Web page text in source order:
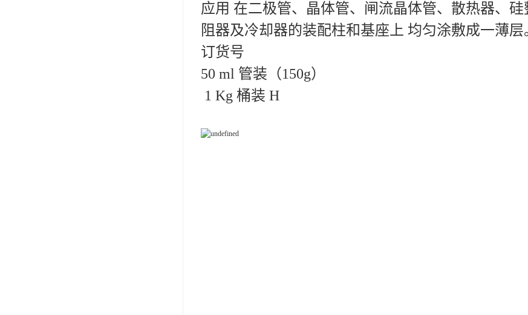
应用 在二极管、晶体管、闸流晶体管、散热器、
阻器及冷却器的装配柱和基座上 均匀涂敷成一薄层
订货号
50 ml 管装（150g）
1 Kg 桶装 H